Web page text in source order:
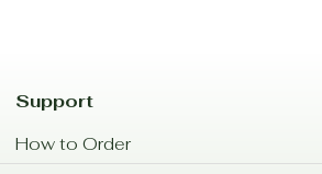
Support
How to Order